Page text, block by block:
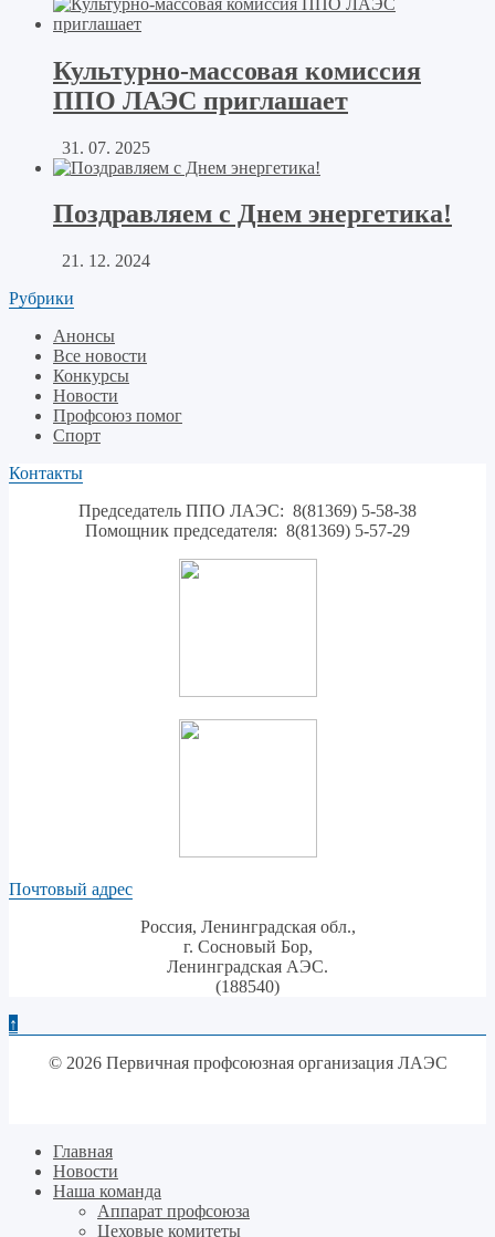
Культурно-массовая комиссия
ППО ЛАЭС приглашает
31. 07. 2025
Поздравляем с Днем энергетика!
21. 12. 2024
Рубрики
Анонсы
Все новости
Конкурсы
Новости
Профсоюз помог
Спорт
Контакты
Председатель ППО ЛАЭС: 8(81369) 5-58-38
Помощник председателя: 8(81369) 5-57-29
Почтовый адрес
Россия, Ленинградская обл.,
г. Сосновый Бор,
Ленинградская АЭС.
(188540)
↑
© 2026 Первичная профсоюзная организация ЛАЭС
Главная
Новости
Наша команда
Аппарат профсоюза
Цеховые комитеты